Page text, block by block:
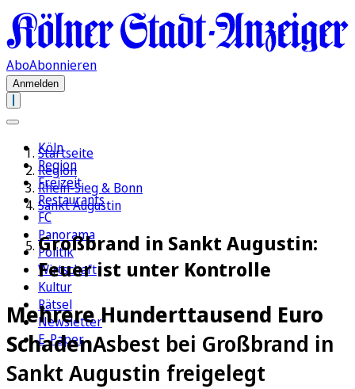
AboAbonnieren
Anmelden
Köln
Region
Freizeit
Restaurants
FC
Panorama
Politik
Wirtschaft
Kultur
Rätsel
Newsletter
E-Paper
Startseite
Region
Rhein-Sieg & Bonn
Sankt Augustin
Großbrand in Sankt Augustin:
Feuer ist unter Kontrolle
Mehrere Hunderttausend Euro
SchadenAsbest bei Großbrand in
Sankt Augustin freigelegt